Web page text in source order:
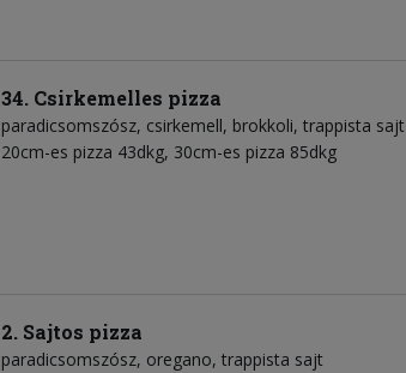
34. Csirkemelles pizza
paradicsomszósz csirkemell brokkoli trappista sajt
20cm-es pizza 43dkg, 30cm-es pizza 85dkg
2. Sajtos pizza
paradicsomszósz oregano trappista sajt